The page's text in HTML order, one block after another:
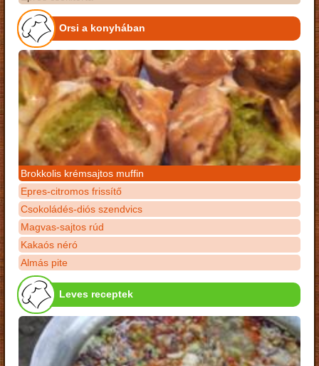
Orsi a konyhában
Brokkolis krémsajtos muffin
Epres-citromos frissítő
Csokoládés-diós szendvics
Magvas-sajtos rúd
Kakaós néró
Almás pite
Leves receptek